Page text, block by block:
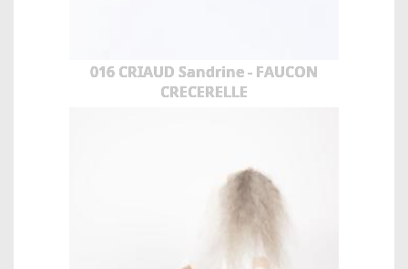
016 CRIAUD Sandrine - FAUCON
CRECERELLE